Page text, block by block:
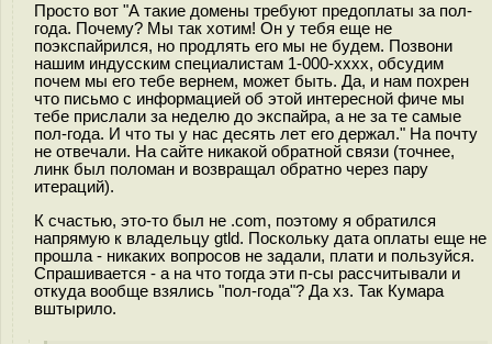
Просто вот "А такие домены требуют предоплаты за пол-
года. Почему? Мы так хотим! Он у тебя еще не
поэкспайрился, но продлять его мы не будем. Позвони
нашим индусским специалистам 1-000-xxxx, обсудим
почем мы его тебе вернем, может быть. Да, и нам похрен
что письмо с информацией об этой интересной фиче мы
тебе прислали за неделю до экспайра, а не за те самые
пол-года. И что ты у нас десять лет его держал." На почту
не отвечали. На сайте никакой обратной связи (точнее,
линк был поломан и возвращал обратно через пару
итераций).
К счастью, это-то был не .com, поэтому я обратился
напрямую к владельцу gtld. Поскольку дата оплаты еще не
прошла - никаких вопросов не задали, плати и пользуйся.
Спрашивается - а на что тогда эти п-сы рассчитывали и
откуда вообще взялись "пол-года"? Да хз. Так Кумара
вштырило.